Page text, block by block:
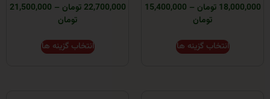
–
15,400,000
انتخاب گزینه ها
22,700,000 تومان
–
21,500,000
انتخاب گزینه ها